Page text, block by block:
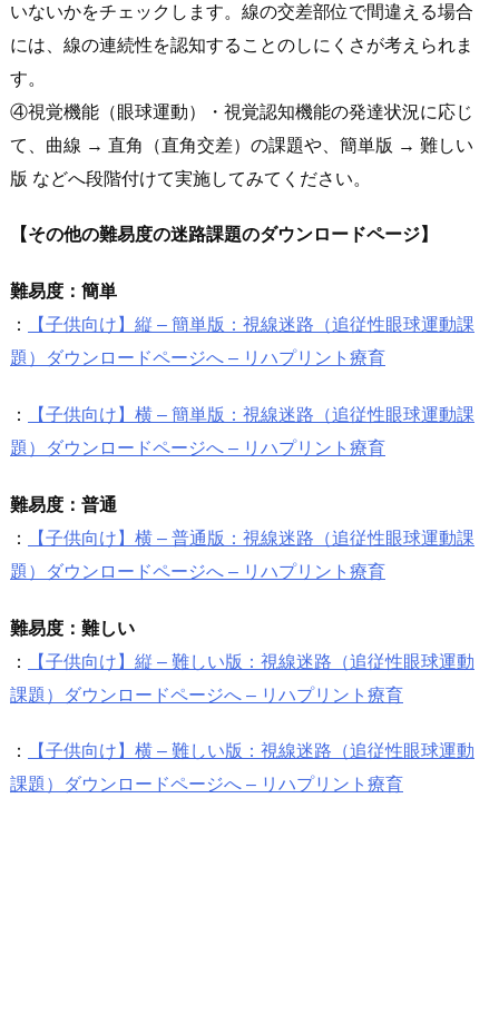
いないかをチェックします。線の交差部位で間違える場合
には、線の連続性を認知することのしにくさが考えられま
す。
④視覚機能（眼球運動）・視覚認知機能の発達状況に応じ
て、曲線 → 直角（直角交差）の課題や、簡単版 → 難しい
版 などへ段階付けて実施してみてください。
【その他の難易度の迷路課題のダウンロードページ】
難易度：簡単
：
【子供向け】縦 – 簡単版：視線迷路（追従性眼球運動課
題）ダウンロードページへ – リハプリント療育
：
【子供向け】横 – 簡単版：視線迷路（追従性眼球運動課
題）ダウンロードページへ – リハプリント療育
難易度：普通
：
【子供向け】横 – 普通版：視線迷路（追従性眼球運動課
題）ダウンロードページへ – リハプリント療育
難易度：難しい
：
【子供向け】縦 – 難しい版：視線迷路（追従性眼球運動
課題）ダウンロードページへ – リハプリント療育
：
【子供向け】横 – 難しい版：視線迷路（追従性眼球運動
課題）ダウンロードページへ – リハプリント療育